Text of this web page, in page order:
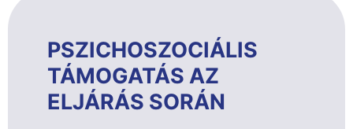
PSZICHOSZOCIÁLIS
TÁMOGATÁS AZ
ELJÁRÁS SORÁN